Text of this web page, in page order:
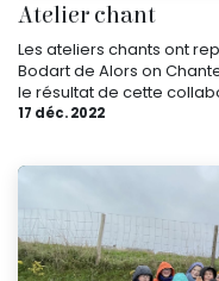
Atelier chant
Les ateliers chants ont
Bodart de Alors on
le résultat de cette
17 déc. 2022